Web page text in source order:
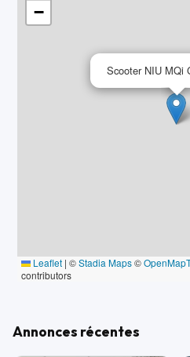
📍 Possibilité d’essayer avant la
Scooter NIU MQi
−
Leaflet | ©Stadia Maps©
contributors
Annonces récentes